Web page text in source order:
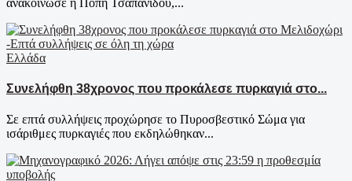
Ελλάδα
Συνελήφθη 38χρονος που προκάλεσε πυρκαγιά στο...
Σε επτά συλλήψεις προχώρησε το Πυροσβεστικό Σώμα για
ισάριθμες πυρκαγιές που εκδηλώθηκαν...